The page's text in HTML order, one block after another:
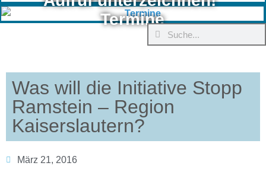
Termine
Was will die Initiative Stopp
Ramstein – Region
Kaiserslautern?
März 21, 2016